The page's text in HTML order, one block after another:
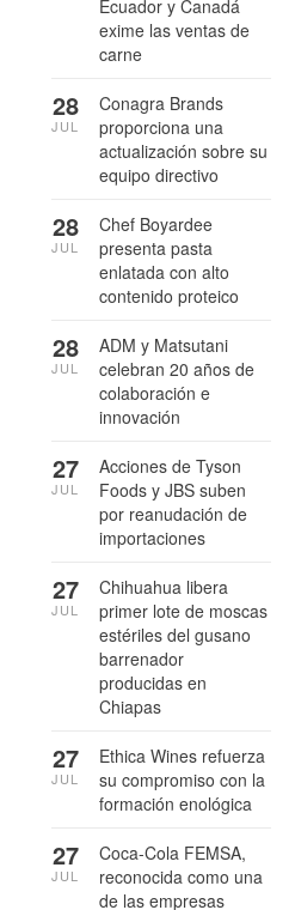
Ecuador y Canadá
exime las ventas de
carne
Conagra Brands
proporciona una
actualización sobre su
equipo directivo
28
JUL
Chef Boyardee
presenta pasta
enlatada con alto
contenido proteico
28
JUL
ADM y Matsutani
celebran 20 años de
colaboración e
innovación
28
JUL
Acciones de Tyson
Foods y JBS suben
por reanudación de
importaciones
27
JUL
Chihuahua libera
primer lote de moscas
estériles del gusano
barrenador
producidas en
Chiapas
27
JUL
Ethica Wines refuerza
su compromiso con la
formación enológica
27
JUL
Coca-Cola FEMSA,
reconocida como una
de las empresas
27
JUL